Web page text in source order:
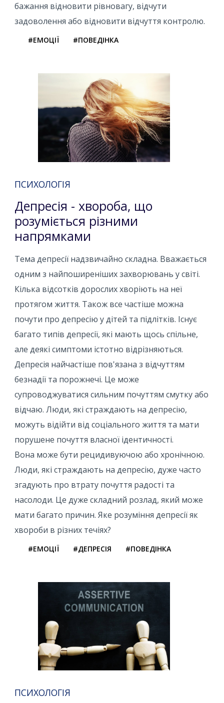
бажання відновити рівновагу, відчути
задоволення або відновити відчуття контролю.
#ЕМОЦІЇ #ПОВЕДІНКА
ПСИХОЛОГІЯ
Депресія - хвороба, що
розуміється різними
напрямками
Тема депресії надзвичайно складна. Вважається
одним з найпоширеніших захворювань у світі.
Кілька відсотків дорослих хворіють на неї
протягом життя. Також все частіше можна
почути про депресію у дітей та підлітків. Існує
багато типів депресії, які мають щось спільне,
але деякі симптоми істотно відрізняються.
Депресія найчастіше пов'язана з відчуттям
безнадії та порожнечі. Це може
супроводжуватися сильним почуттям смутку або
відчаю. Люди, які страждають на депресію,
можуть відійти від соціального життя та мати
порушене почуття власної ідентичності.
Вона може бути рецидивуючою або хронічною.
Люди, які страждають на депресію, дуже часто
згадують про втрату почуття радості та
насолоди. Це дуже складний розлад, який може
мати багато причин. Яке розуміння депресії як
хвороби в різних течіях?
#ЕМОЦІЇ #ДЕПРЕСІЯ #ПОВЕДІНКА
ПСИХОЛОГІЯ